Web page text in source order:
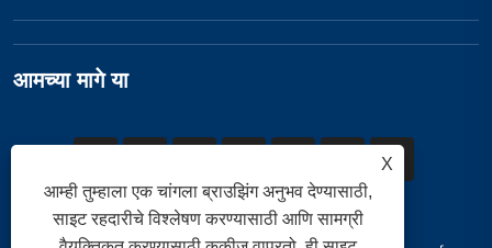
आमच्या मागे या
X
आम्ही तुम्हाला एक चांगला ब्राउझिंग अनुभव देण्यासाठी,
साइट रहदारीचे विश्लेषण करण्यासाठी आणि सामग्री